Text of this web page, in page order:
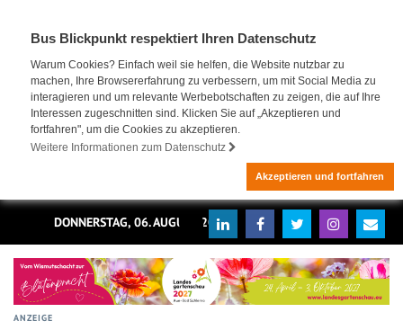
Bus Blickpunkt respektiert Ihren Datenschutz
Warum Cookies? Einfach weil sie helfen, die Website nutzbar zu
machen, Ihre Browsererfahrung zu verbessern, um mit Social Media zu
interagieren und um relevante Werbebotschaften zu zeigen, die auf Ihre
Interessen zugeschnitten sind. Klicken Sie auf „Akzeptieren und
fortfahren", um die Cookies zu akzeptieren.
Weitere Informationen zum Datenschutz
Akzeptieren und fortfahren
DONNERSTAG, 06. AUGUST 2026
ANZEIGE